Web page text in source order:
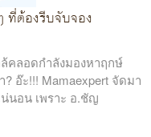
ต้องรีบจับจอง
คลอดกำลังมองหาฤกษ์
อ๊ะ!!! Mamaexpert จัดมา
นอน เพราะ อ.ชัญ